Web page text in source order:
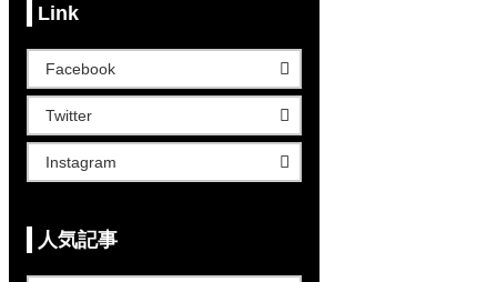
Link
Facebook
Twitter
Instagram
人気記事